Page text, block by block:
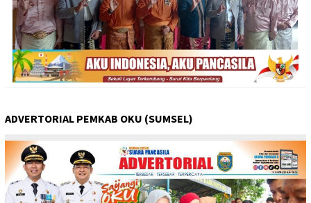
ADVERTORIAL PEMKAB OKU (SUMSEL)